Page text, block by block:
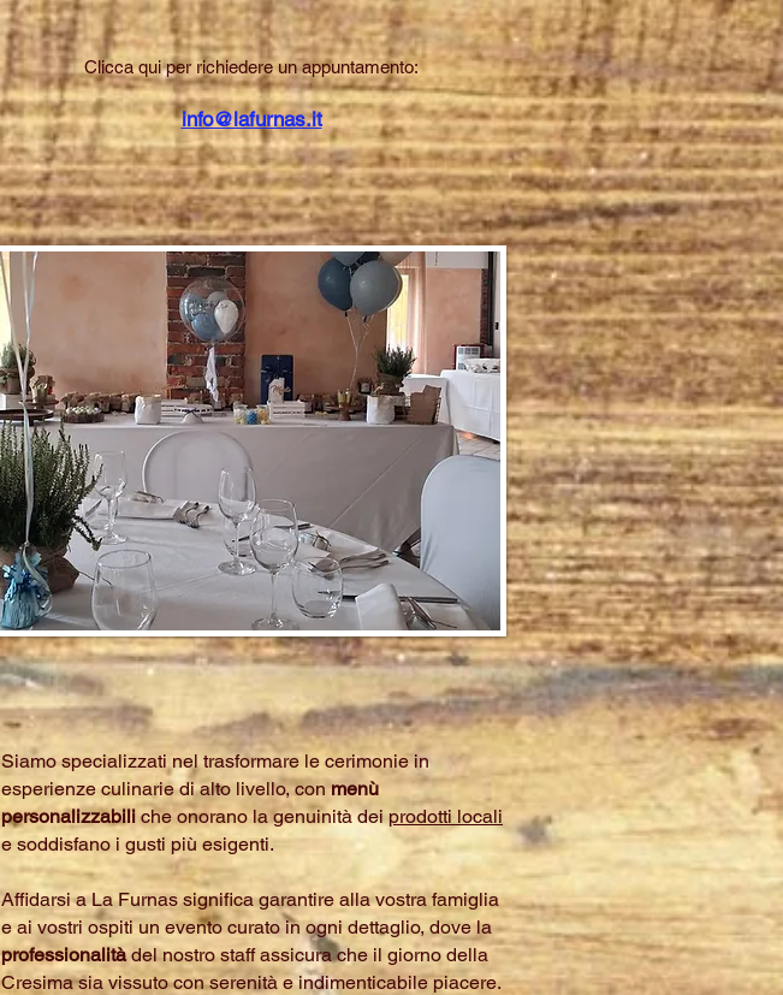
Clicca qui per richiedere un appuntamento:
info@lafurnas.it
Siamo specializzati nel trasformare le cerimonie in
esperienze culinarie di alto livello, conmenù
personalizzabili che onorano la genuinità dei prodotti locali
e soddisfano i gusti più esigenti.
Affidarsi a La Furnas significa garantire alla vostra famiglia
e ai vostri ospiti un evento curato in ogni dettaglio, dove la
professionalitàdel nostro staff assicura che il giorno della
Cresima sia vissuto con serenità e indimenticabile piacere.